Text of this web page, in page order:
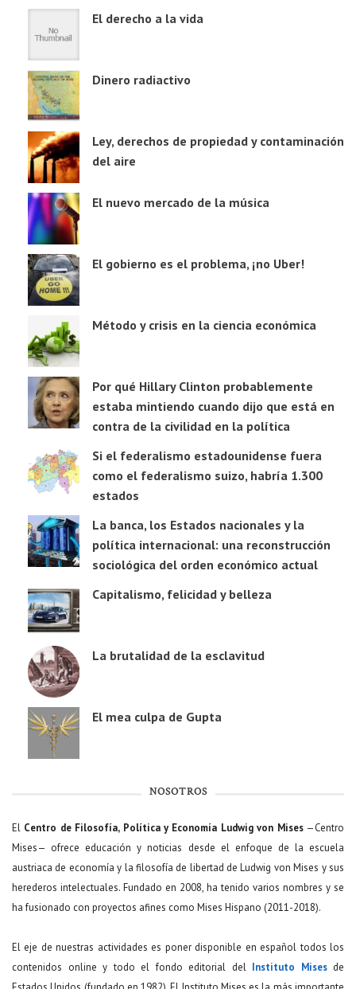
El derecho a la vida
Dinero radiactivo
Ley, derechos de propiedad y contaminación
del aire
El nuevo mercado de la música
El gobierno es el problema, ¡no Uber!
Método y crisis en la ciencia económica
Por qué Hillary Clinton probablemente
estaba mintiendo cuando dijo que está en
contra de la civilidad en la política
Si el federalismo estadounidense fuera
como el federalismo suizo, habría 1.300
estados
La banca, los Estados nacionales y la
política internacional: una reconstrucción
sociológica del orden económico actual
Capitalismo, felicidad y belleza
La brutalidad de la esclavitud
El mea culpa de Gupta
NOSOTROS
El Centro de Filosofía, Política y Economía Ludwig von Mises—Centro
Mises— ofrece educación y noticias desde el enfoque de la escuela
austriaca de economía y la filosofía de libertad de Ludwig von Mises y sus
herederos intelectuales. Fundado en 2008, ha tenido varios nombres y se
ha fusionado con proyectos afines como Mises Hispano (2011-2018).
El eje de nuestras actividades es poner disponible en español todos los
contenidos online y todo el fondo editorial del Instituto Misesde